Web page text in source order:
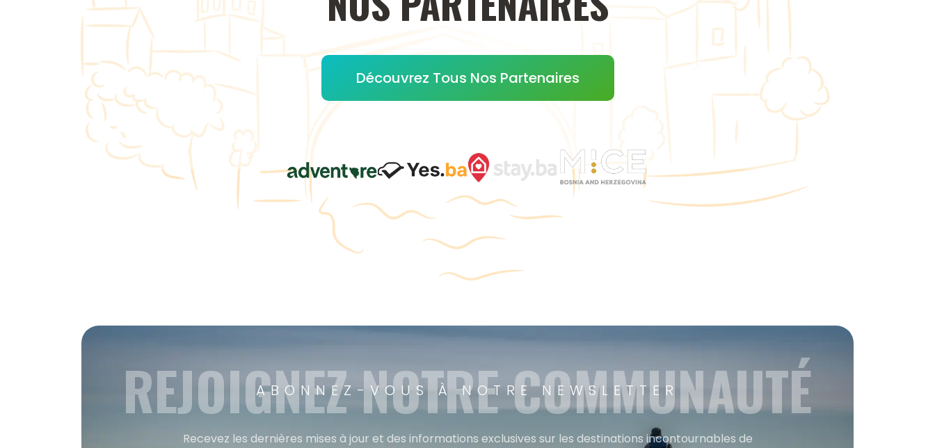
Découvrez Tous Nos Partenaires
ABONNEZ-VOUS À NOTRE NEWSLETTER
REJOIGNEZ NOTRE COMMUNAUTÉ
Recevez les dernières mises à jour et des informations exclusives sur les destinations incontournables de